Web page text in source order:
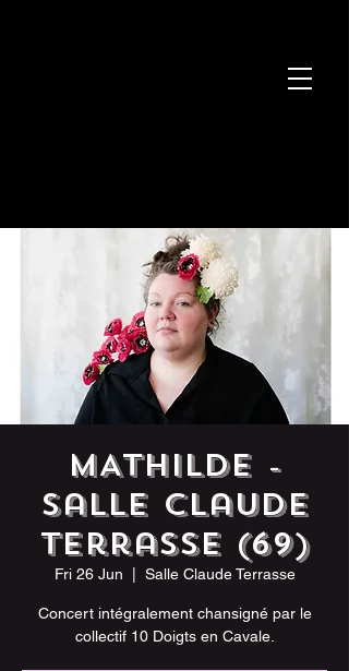
MATHILDE -
Salle Claude
Terrasse (69)
Fri 26 Jun Salle Claude Terrasse
Concert intégralement chansigné par le
collectif 10 Doigts en Cavale.